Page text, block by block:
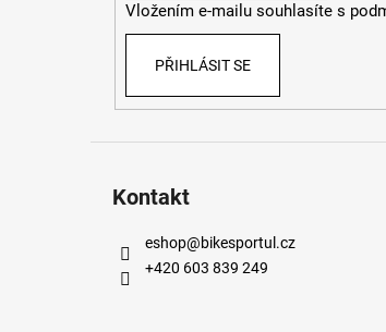
Vložením e-mailu souhlasíte s
PŘIHLÁSIT SE
Kontakt
eshop@bikesportul.cz
+420 603 839 249